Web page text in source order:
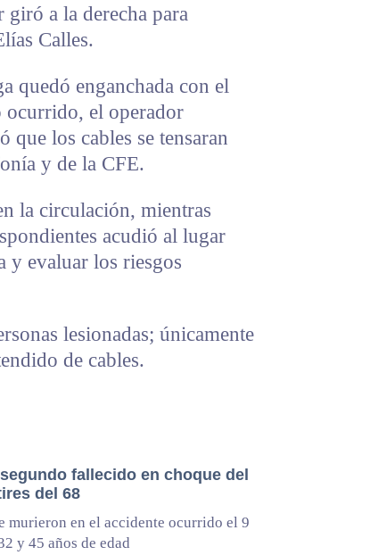
a la derecha para
Calles.
quedó enganchada con el
ocurrido, el operador
los cables se tensaran
y de la CFE.
la circulación, mientras
acudió al lugar
y evaluar los riesgos
lesionadas; únicamente
de cables.
fallecido en choque del
del 68
murieron en el accidente ocurrido el 9
y 45 años de edad